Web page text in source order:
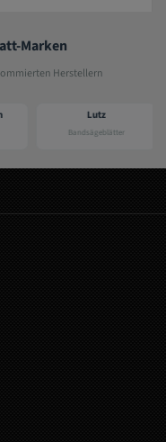
Marken
Herstellern
Lutz
Bandsägeblätter